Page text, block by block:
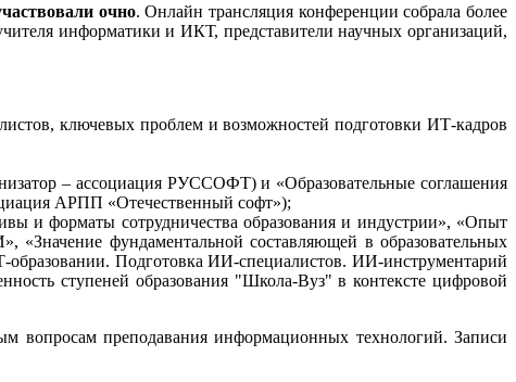
очно. Онлайн трансляция конференции собрала более
информатики и ИКТ, представители научных организаций,
ключевых проблем и возможностей подготовки ИТ-кадров
– ассоциация РУССОФТ) и «Образовательные соглашения
АРПП «Отечественный софт»);
и форматы сотрудничества образования и индустрии», «Опыт
фундаментальной составляющей в образовательных
Подготовка ИИ-специалистов. ИИ-инструментарий
ступеней образования "Школа-Вуз" в контексте цифровой
вопросам преподавания информационных технологий. Записи